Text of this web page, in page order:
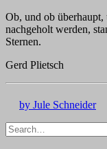
Ob, und ob
nachgeholt werden,
Sternen.
Gerd Plietsch
by Jule Schneider